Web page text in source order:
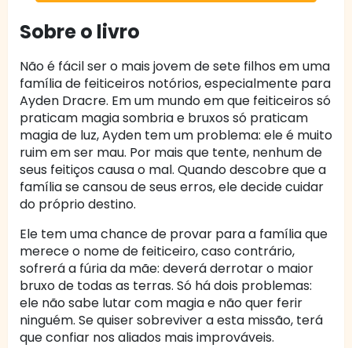
Sobre o livro
Não é fácil ser o mais jovem de sete filhos em uma
família de feiticeiros notórios, especialmente para
Ayden Dracre. Em um mundo em que feiticeiros só
praticam magia sombria e bruxos só praticam
magia de luz, Ayden tem um problema: ele é muito
ruim em ser mau. Por mais que tente, nenhum de
seus feitiços causa o mal. Quando descobre que a
família se cansou de seus erros, ele decide cuidar
do próprio destino.
Ele tem uma chance de provar para a família que
merece o nome de feiticeiro, caso contrário,
sofrerá a fúria da mãe: deverá derrotar o maior
bruxo de todas as terras. Só há dois problemas:
ele não sabe lutar com magia e não quer ferir
ninguém. Se quiser sobreviver a esta missão, terá
que confiar nos aliados mais improváveis.